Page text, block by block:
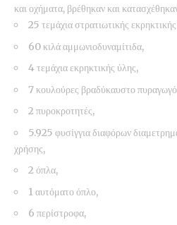
και οχήματα, βρέθηκαν και
25 τεμάχια στρατιωτικής
60 κιλά αμμωνιοδυναμίτιδα,
4 τεμάχια εκρηκτικής ύλης,
7 κουλούρες βραδύκαυστο πυραγωγό
2 πυροκροτητές,
5.925 φυσίγγια διαφόρων
χρήσης,
2 όπλα,
1 αυτόματο όπλο,
6 περίστροφα,